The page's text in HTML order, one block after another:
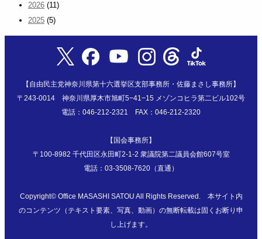
2026 (11)
2025 (5)
【自由民主党神奈川県第十六選挙区支部事務所・佐藤まさし事務所】
〒243-0014 神奈川県厚木市旭町5−41−15 メゾンコヒラ第二ビル102号
電話：046-212-2321 FAX：046-212-2320
【国会事務所】
〒100-8982 千代田区永田町2-1-2 衆議院第二議員会館607号室
電話：03-3508-7620（直通）
Copyright© Office MASASHI SATOU All Rights Reserved. 本サイト内
のコンテンツ（テキスト要素、写真、動画）の無断転載は固くお断り申
し上げます。